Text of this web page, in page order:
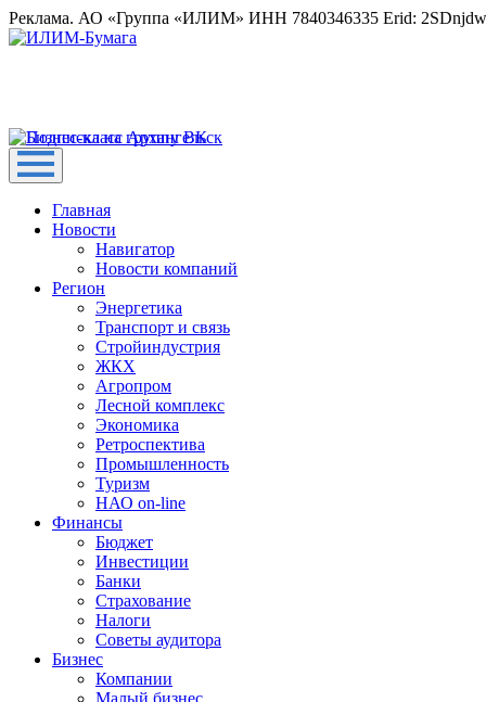
Реклама. АО «Группа «ИЛИМ» ИНН 7840346335 Erid:
Главная
Новости
Навигатор
Новости компаний
Регион
Энергетика
Транспорт и связь
Стройиндустрия
ЖКХ
Агропром
Лесной комплекс
Экономика
Ретроспектива
Промышленность
Туризм
НАО on-line
Финансы
Бюджет
Инвестиции
Банки
Страхование
Налоги
Советы аудитора
Бизнес
Компании
Малый бизнес